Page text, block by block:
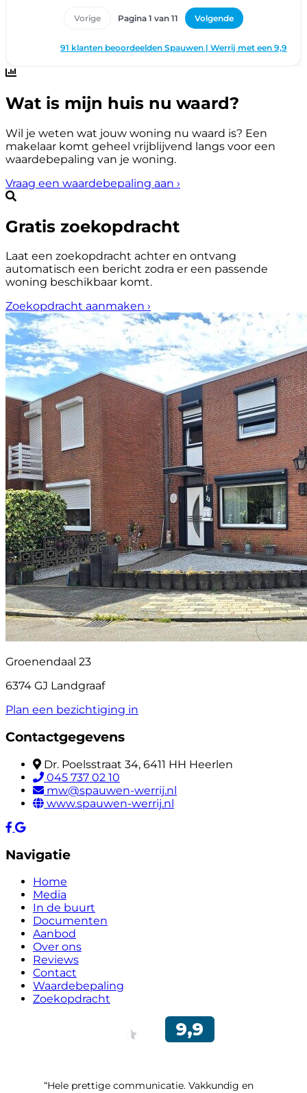
Wat is mijn huis nu waard?
Wil je weten wat jouw woning nu waard is? Een
makelaar komt geheel vrijblijvend langs voor een
waardebepaling van je woning.
Vraag een waardebepaling aan ›
Gratis zoekopdracht
Laat een zoekopdracht achter en ontvang
automatisch een bericht zodra er een passende
woning beschikbaar komt.
Zoekopdracht aanmaken ›
Groenendaal 23
6374 GJ Landgraaf
Plan een bezichtiging in
Contactgegevens
Dr. Poelsstraat 34, 6411 HH Heerlen
045 737 02 10
mw@spauwen-werrij.nl
www.spauwen-werrij.nl
Navigatie
Home
Media
In de buurt
Documenten
Aanbod
Over ons
Reviews
Contact
Waardebepaling
Zoekopdracht
“Hele prettige communicatie. Vakkundig en